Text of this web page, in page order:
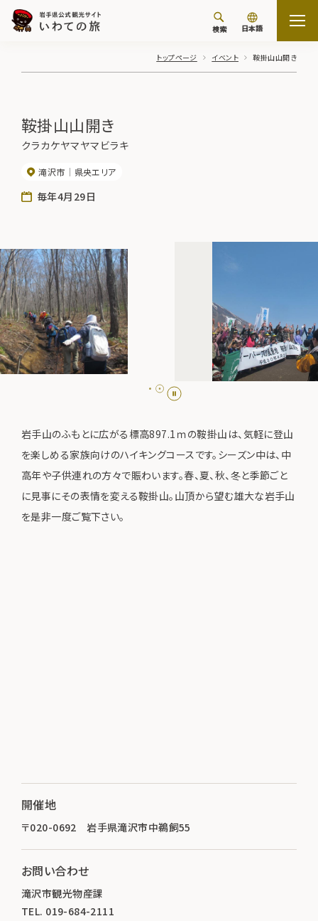
検索 日本語
トップページ イベント 鞍掛山山開き
鞍掛山山開き
クラカケヤマヤマビラキ
滝沢市 県央エリア
毎年4月29日
岩手山のふもとに広がる標高897.1ｍの鞍掛山は、気軽に登山
を楽しめる家族向けのハイキングコースです。シーズン中は、中
高年や子供連れの方々で賑わいます。春、夏、秋、冬と季節ごと
に見事にその表情を変える鞍掛山。山頂から望む雄大な岩手山
を是非一度ご覧下さい。
開催地
〒020-0692 岩手県滝沢市中鵜飼55
お問い合わせ
滝沢市観光物産課
TEL. 019-684-2111